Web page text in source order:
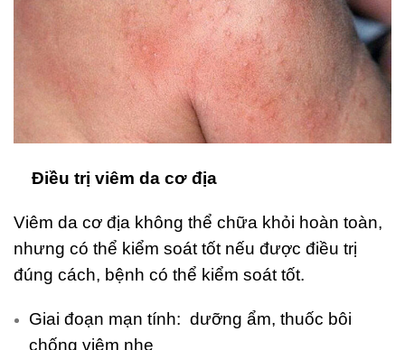
Điều trị viêm da cơ địa
Viêm da cơ địa không thể chữa khỏi hoàn toàn,
nhưng có thể kiểm soát tốt nếu được điều trị
đúng cách, bệnh có thể kiểm soát tốt.
Giai đoạn mạn tính: dưỡng ẩm, thuốc bôi
chống viêm nhẹ